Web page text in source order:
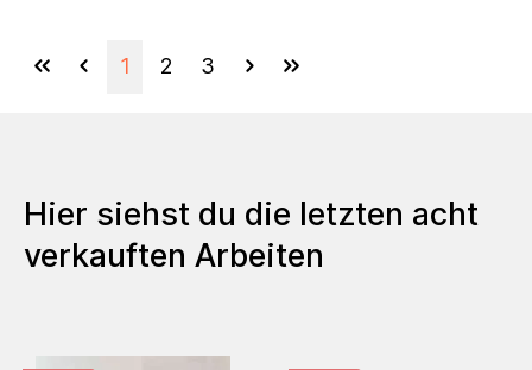
1 2 3
Hier siehst du die letzten acht
verkauften Arbeiten